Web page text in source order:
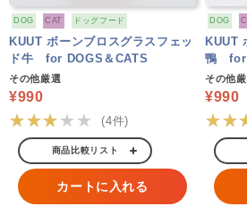
DOG CAT ドッグフード
KUUT ボーンブロスグラスフェッ
ド牛 for DOGS＆CATS
その他厳選
¥990
★★★★★ (4件)
商品比較リスト
カートに入れる
DOG
KUUT
鴨 for
その他
¥990